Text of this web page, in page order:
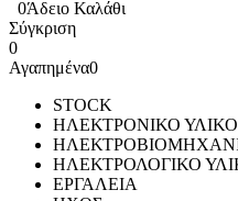
0Άδειο Καλάθι
Σύγκριση
0
Αγαπημένα0
STOCK
ΗΛΕΚΤΡΟΝΙΚΟ ΥΛΙΚΟ
ΗΛΕΚΤΡΟΛΟΓΙΚΟ
ΕΡΓΑΛΕΙΑ